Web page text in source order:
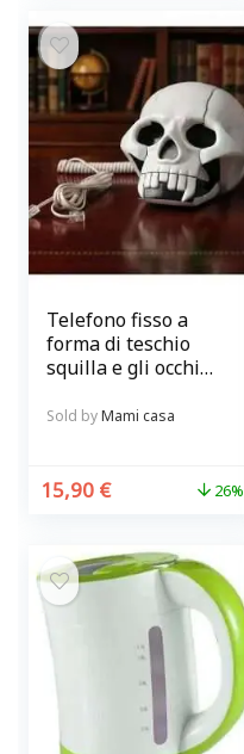
Telefono fisso a
forma di teschio
squilla e gli occhi
verde Mai Uguali
Sold byMami casa
15,90 € 26%